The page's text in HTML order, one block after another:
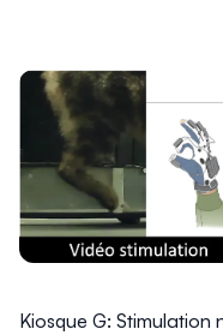
Kiosque G: